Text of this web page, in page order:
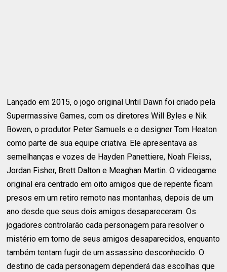
Lançado em 2015, o jogo original Until Dawn foi criado pela
Supermassive Games, com os diretores Will Byles e Nik
Bowen, o produtor Peter Samuels e o designer Tom Heaton
como parte de sua equipe criativa. Ele apresentava as
semelhanças e vozes de Hayden Panettiere, Noah Fleiss,
Jordan Fisher, Brett Dalton e Meaghan Martin. O videogame
original era centrado em oito amigos que de repente ficam
presos em um retiro remoto nas montanhas, depois de um
ano desde que seus dois amigos desapareceram. Os
jogadores controlarão cada personagem para resolver o
mistério em torno de seus amigos desaparecidos, enquanto
também tentam fugir de um assassino desconhecido. O
destino de cada personagem dependerá das escolhas que